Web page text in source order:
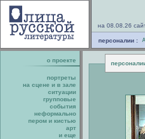
на 08.08.26
персоналии : А
о проекте
портреты
на сцене и в зале
ситуации
групповые
события
неформально
пером и кистью
арт
и еще